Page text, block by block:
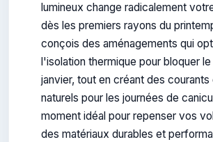
lumineux change radicalement
dès les premiers rayons du
conçois des aménagements qui
l'isolation thermique pour bloquer
janvier, tout en créant des courants
naturels pour les journées de
moment idéal pour repenser vos
des matériaux durables et